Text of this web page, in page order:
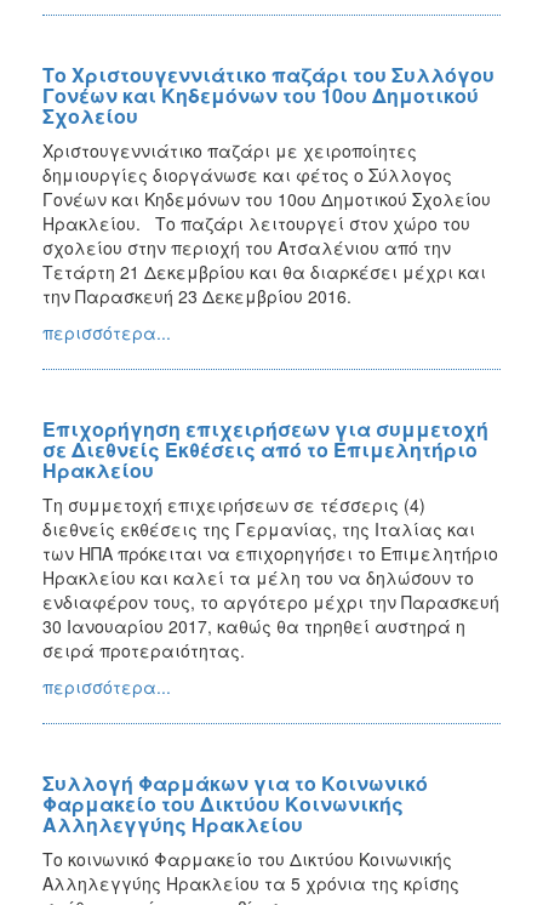
Το Χριστουγεννιάτικο παζάρι του Συλλόγου
Γονέων και Κηδεμόνων του 10ου Δημοτικού
Σχολείου
Χριστουγεννιάτικο παζάρι με χειροποίητες
δημιουργίες διοργάνωσε και φέτος ο Σύλλογος
Γονέων και Κηδεμόνων του 10ου Δημοτικού Σχολείου
Ηρακλείου. Το παζάρι λειτουργεί στον χώρο του
σχολείου στην περιοχή του Ατσαλένιου από την
Τετάρτη 21 Δεκεμβρίου και θα διαρκέσει μέχρι και
την Παρασκευή 23 Δεκεμβρίου 2016.
περισσότερα...
Επιχορήγηση επιχειρήσεων για συμμετοχή
σε Διεθνείς Εκθέσεις από το Επιμελητήριο
Ηρακλείου
Τη συμμετοχή επιχειρήσεων σε τέσσερις (4)
διεθνείς εκθέσεις της Γερμανίας, της Ιταλίας και
των ΗΠΑ πρόκειται να επιχορηγήσει το Επιμελητήριο
Ηρακλείου και καλεί τα μέλη του να δηλώσουν το
ενδιαφέρον τους, το αργότερο μέχρι την Παρασκευή
30 Ιανουαρίου 2017, καθώς θα τηρηθεί αυστηρά η
σειρά προτεραιότητας.
περισσότερα...
Συλλογή Φαρμάκων για το Κοινωνικό
Φαρμακείο του Δικτύου Κοινωνικής
Αλληλεγγύης Ηρακλείου
Το κοινωνικό Φαρμακείο του Δικτύου Κοινωνικής
Αλληλεγγύης Ηρακλείου τα 5 χρόνια της κρίσης